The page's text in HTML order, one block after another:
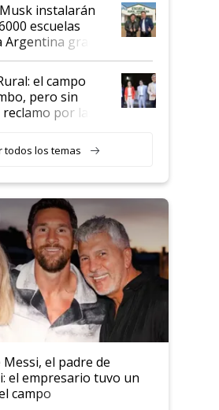
instalarán
escuelas
gracias
con Starlink
el campo
pero sin
por las
todos los temas
el padre de
el empresario tuvo un
campo